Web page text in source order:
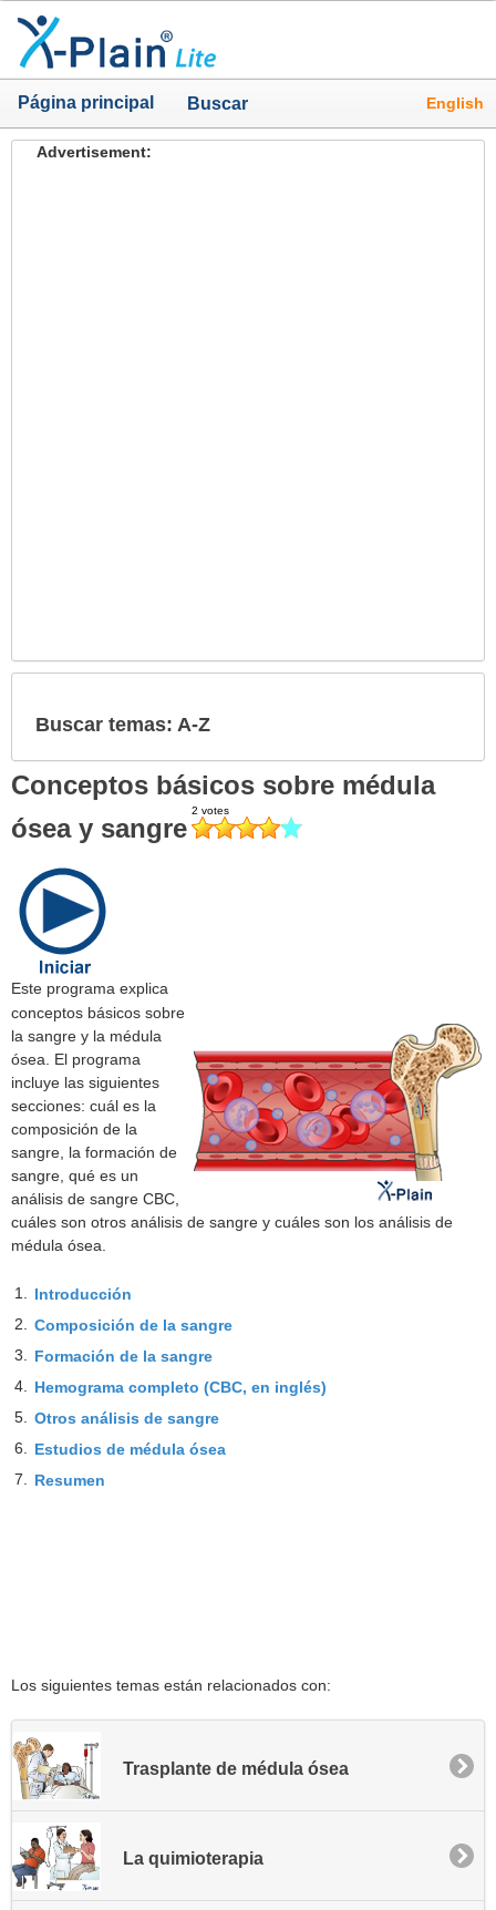
Página principal Buscar English
Advertisement:
Buscar temas: A-Z
Conceptos básicos sobre médula
ósea y sangre
Este programa explica
conceptos básicos sobre
la sangre y la médula
ósea. El programa
incluye las siguientes
secciones: cuál es la
composición de la
sangre, la formación de
sangre, qué es un
análisis de sangre CBC,
cuáles son otros análisis de sangre y cuáles son los análisis de
médula ósea.
1. Introducción
2. Composición de la sangre
3. Formación de la sangre
4. Hemograma completo (CBC, en inglés)
5. Otros análisis de sangre
6. Estudios de médula ósea
7. Resumen
Los siguientes temas están relacionados con:
Trasplante de médula ósea
La quimioterapia